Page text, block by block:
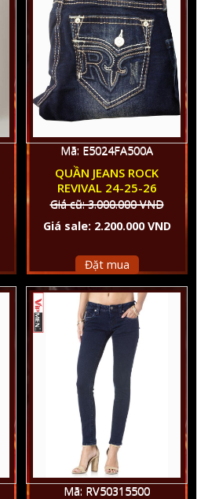
Mã: E5024FA500A
QUẦN JEANS ROCK
REVIVAL 24-25-26
Giá cũ: 3.000.000 VND
Giá sale: 2.200.000 VND
Đặt mua
Mã: RV50315500